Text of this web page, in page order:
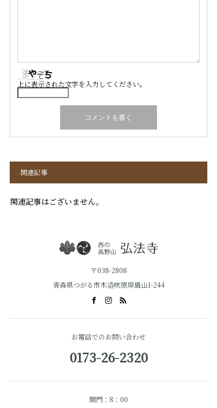
上に表示された文字を入力してください。
関連記事
関連記事はございません。
〒038-2808
青森県つがる市木造吹原屏風山1-244
お電話でのお問い合わせ
0173-26-2320
開門：8：00